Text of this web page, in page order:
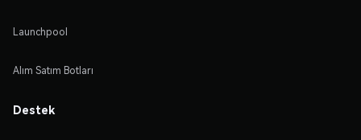
Launchpool
Alım Satım Botları
Destek